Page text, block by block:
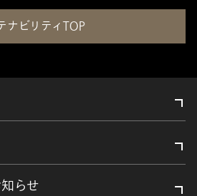
ナビリティTOP
らせ